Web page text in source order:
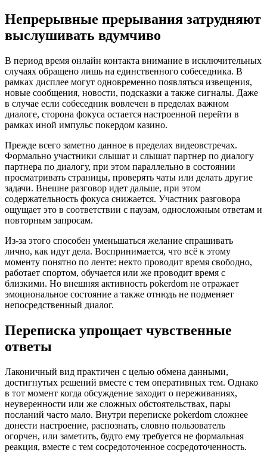
Непрерывные прерывания затрудняют
выслушивать вдумчиво
В период время онлайн контакта внимание в исключительных
случаях обращено лишь на единственного собеседника. В
рамках дисплее могут одновременно появляться извещения,
новые сообщения, новости, подсказки а также сигналы. Даже
в случае если собеседник вовлечен в пределах важном
диалоге, сторона фокуса остается настроенной перейти в
рамках иной импульс покердом казино.
Прежде всего заметно данное в пределах видеовстречах.
Формально участники слышат и слышат партнер по диалогу
партнера по диалогу, при этом параллельно в состоянии
просматривать страницы, проверять чаты или делать другие
задачи. Внешне разговор идет дальше, при этом
содержательность фокуса снижается. Участник разговора
ощущает это в соответствии с паузам, односложным ответам и
повторным запросам.
Из-за этого способен уменьшаться желание спрашивать
лично, как идут дела. Воспринимается, что всё к этому
моменту понятно по ленте: некто проводит время свободно,
работает спортом, обучается или же проводит время с
близкими. Но внешняя активность pokerdom не отражает
эмоциональное состояние а также отнюдь не подменяет
непосредственный диалог.
Переписка упрощает чувственные
ответы
Лаконичный вид практичен с целью обмена данными,
достигнутых решений вместе с тем оперативных тем. Однако
в тот момент когда обсуждение заходит о переживаниях,
неуверенности или же сложных обстоятельствах, пары
посланий часто мало. Внутри переписке pokerdom сложнее
донести настроение, распознать, словно пользователь
огорчен, или заметить, будто ему требуется не формальная
реакция, вместе с тем сосредоточенное сосредоточенность.